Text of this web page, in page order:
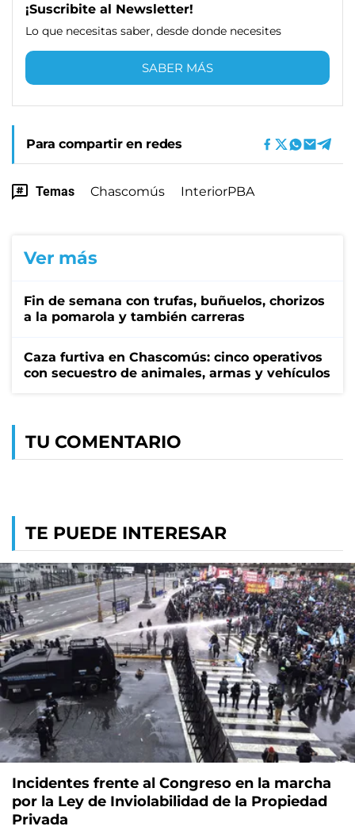
¡Suscribite al Newsletter!
Lo que necesitas saber, desde donde necesites
SABER MÁS
Para compartir en redes
Temas Chascomús InteriorPBA
Ver más
Fin de semana con trufas, buñuelos, chorizos
a la pomarola y también carreras
Caza furtiva en Chascomús: cinco operativos
con secuestro de animales, armas y vehículos
TU COMENTARIO
TE PUEDE INTERESAR
Incidentes frente al Congreso en la marcha
por la Ley de Inviolabilidad de la Propiedad
Privada